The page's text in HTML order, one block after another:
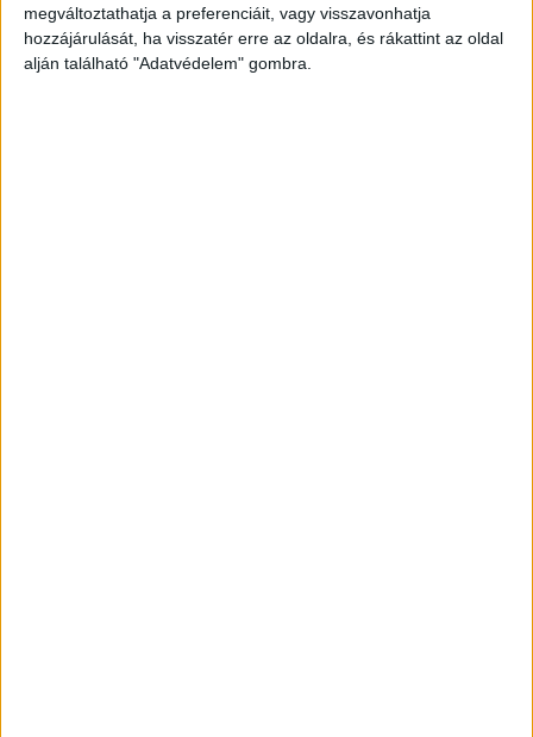
megváltoztathatja a preferenciáit, vagy visszavonhatja
hozzájárulását, ha visszatér erre az oldalra, és rákattint az oldal
alján található "Adatvédelem" gombra.
szülők által alkalmasnak tartott ember pályázik a
posztra, őt a település vezetése egyszerűen